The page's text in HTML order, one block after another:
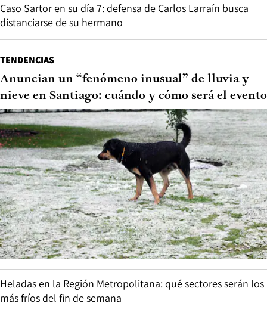
Caso Sartor en su día 7: defensa de Carlos Larraín busca
distanciarse de su hermano
TENDENCIAS
Anuncian un “fenómeno inusual” de lluvia y
nieve en Santiago: cuándo y cómo será el evento
Heladas en la Región Metropolitana: qué sectores serán los
más fríos del fin de semana